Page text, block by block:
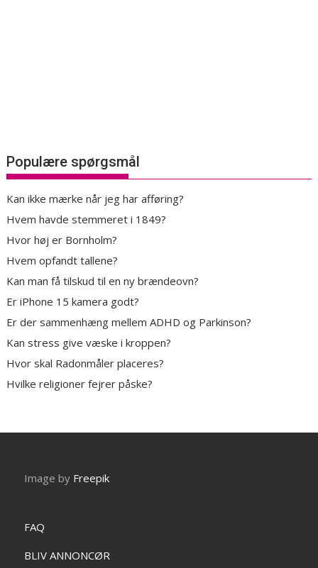
Populære spørgsmål
Kan ikke mærke når jeg har afføring?
Hvem havde stemmeret i 1849?
Hvor høj er Bornholm?
Hvem opfandt tallene?
Kan man få tilskud til en ny brændeovn?
Er iPhone 15 kamera godt?
Er der sammenhæng mellem ADHD og Parkinson?
Kan stress give væske i kroppen?
Hvor skal Radonmåler placeres?
Hvilke religioner fejrer påske?
Image by Freepik
FAQ
BLIV ANNONCØR